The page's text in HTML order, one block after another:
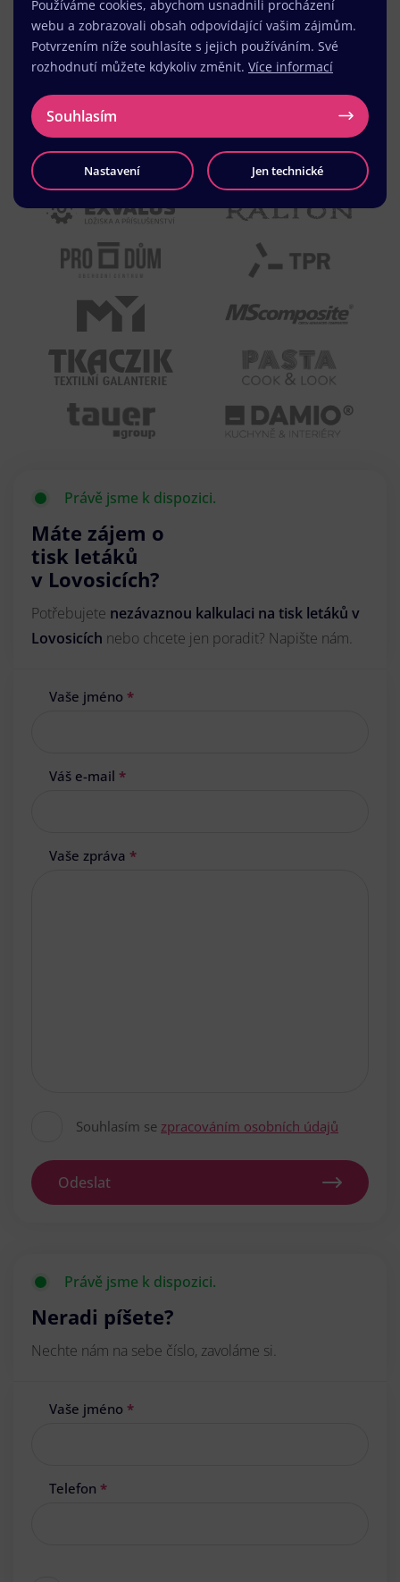
Právě jsme k dispozici.
Máte zájem o
tisk letáků
v Lovosicích?
Potřebujete nezávaznou kalkulaci na tisk letáků v
Lovosicích nebo chcete jen poradit? Napište nám.
Vaše jméno *
Váš e-mail *
Vaše zpráva *
Souhlasím se zpracováním osobních údajů
Odeslat
Právě jsme k dispozici.
Neradi píšete?
Nechte nám na sebe číslo, zavoláme si.
Vaše jméno *
Telefon *
Používáme cookies, abychom usnadnili procházení
webu a zobrazovali obsah odpovídající vašim zájmům.
Potvrzením níže souhlasíte s jejich používáním. Své
rozhodnutí můžete kdykoliv změnit. Více informací
Souhlasím
Nastavení Jen technické